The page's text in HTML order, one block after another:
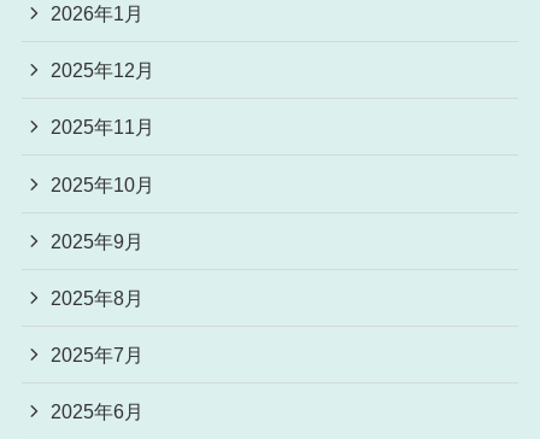
2026年1月
2025年12月
2025年11月
2025年10月
2025年9月
2025年8月
2025年7月
2025年6月